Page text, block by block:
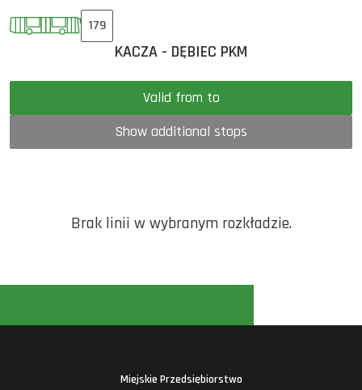
179
KACZA - DĘBIEC PKM
Valid from to
Show additional stops
Brak linii w wybranym rozkładzie.
Miejskie Przedsiębiorstwo